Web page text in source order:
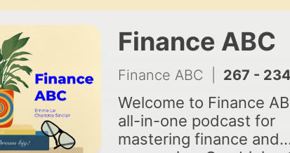
Finance ABC
Finance ABC 267 - 234. Rational Expectations and Policy Ineffectiveness
Welcome to Finance
all-in-one podcast for
mastering finance and